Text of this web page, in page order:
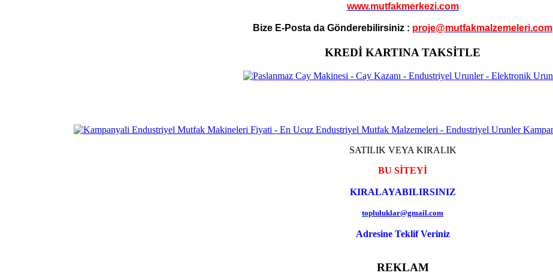
www.mutfakmerkezi.com
Bize E-Posta da Gönderebilirsiniz : proje@mutfakmalzemeleri.com
KREDİ KARTINA TAKSİTLE
SATILIK VEYA KIRALIK
BU SİTEYİ
KIRALAYABILIRSINIZ
topluluklar@gmail.com
Adresine Teklif Veriniz
REKLAM